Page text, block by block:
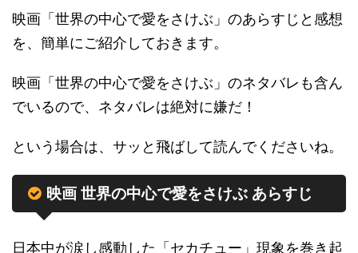
映画「世界の中心で愛をさけぶ」のあらすじと感想
を、簡単にご紹介しておきます。
映画「世界の中心で愛をさけぶ」のネタバレも含ん
でいるので、ネタバレは絶対に嫌だ！
という場合は、サッと飛ばして読んでくださいね。
映画 世界の中心で愛をさけぶ あらすじ
日本中が涙し感動した「セカチュー」現象を巻き起